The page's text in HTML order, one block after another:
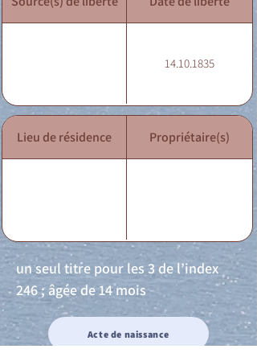
14.10.1835
Lieu de résidence Propriétaire(s)
un seul titre pour les 3 de l’index
246 ; âgée de 14 mois
Acte de naissance